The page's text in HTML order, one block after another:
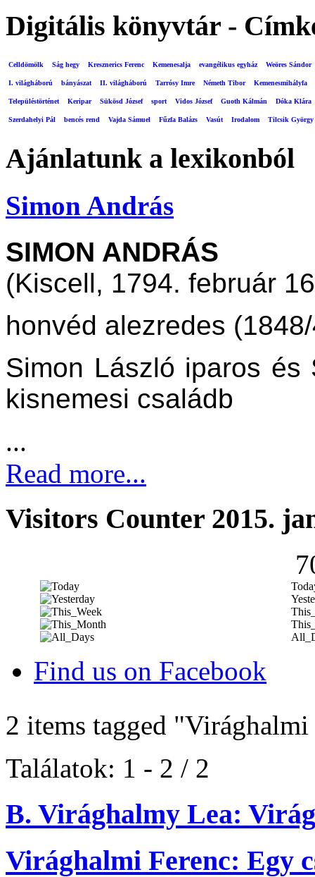
Digitális könyvtár -
Celldömölk Ság hegy Kresznerics Ferenc Kemenesalja evangélikus egyház Weöres Sándor
I. világháború bányászat II. világháború Tarrósy Imre Németh Tibor Kemenesmihályfa
Településtörténet Keripar Sükösd József sport Vidos József Guoth Kálmán Dóka Klára
Szerdahelyi Pál bencés rend Vajda Sámuel Fűzfa Balázs Vasút Irodalom Tilcsik György
Ajánlatunk a lexikonból
Simon András
SIMON ANDRÁS
(Kiscell, 1794. február
honvéd alezredes
Simon László iparos és
kisnemesi családb
...
Read more...
Visitors Counter 2015.
Find us on Facebook
2 items tagged "Virághalmi
Találatok: 1 - 2 / 2
B. Virághalmy Lea:
Virághalmi Ferenc: Egy